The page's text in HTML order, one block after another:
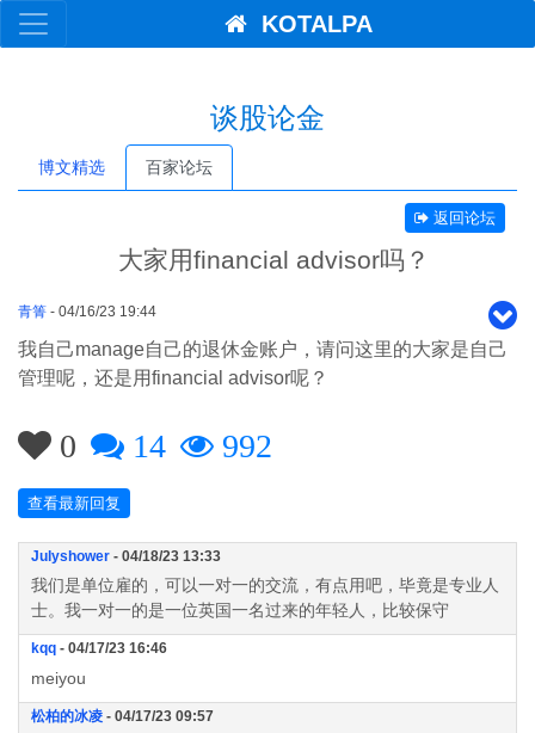
KOTALPA
谈股论金
博文精选 百家论坛
返回论坛
大家用financial advisor吗？
青箐 - 04/16/23 19:44
我自己manage自己的退休金账户，请问这里的大家是自己
管理呢，还是用financial advisor呢？
0 14 992
查看最新回复
Julyshower - 04/18/23 13:33
我们是单位雇的，可以一对一的交流，有点用吧，毕竟是专业人
士。我一对一的是一位英国一名过来的年轻人，比较保守
kqq - 04/17/23 16:46
meiyou
松柏的冰凌 - 04/17/23 09:57